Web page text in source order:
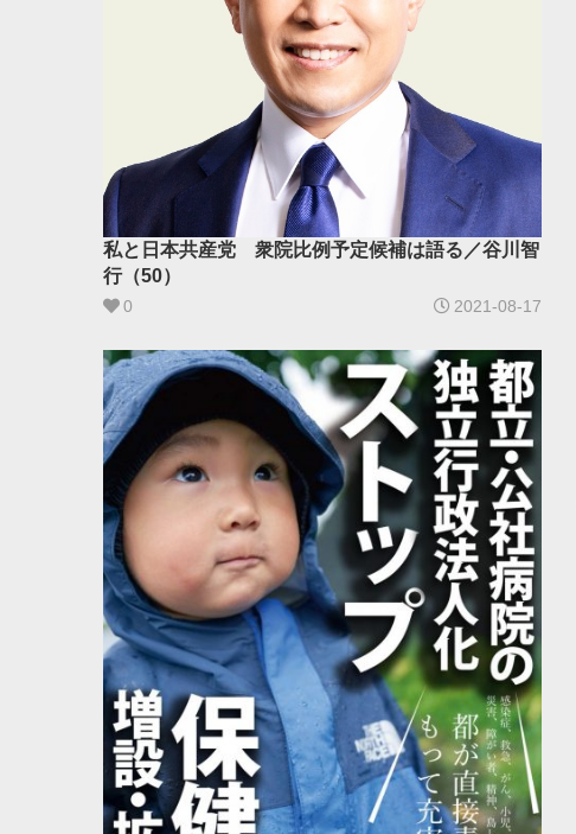
私と日本共産党 衆院比例予定候補は語る／谷川智
行（50）
0 2021-08-17